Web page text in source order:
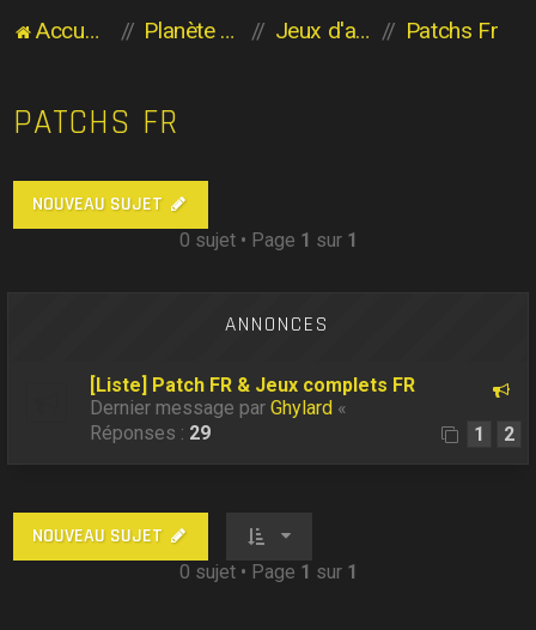
Accueil du forum Planète Aventure Jeux d'aventure Patchs Fr
PATCHS FR
NOUVEAU SUJET
0 sujet • Page 1 sur 1
ANNONCES
[Liste] Patch FR & Jeux complets FR
Dernier message parGhylard «
Réponses : 29 1 2
NOUVEAU SUJET
0 sujet • Page 1 sur 1